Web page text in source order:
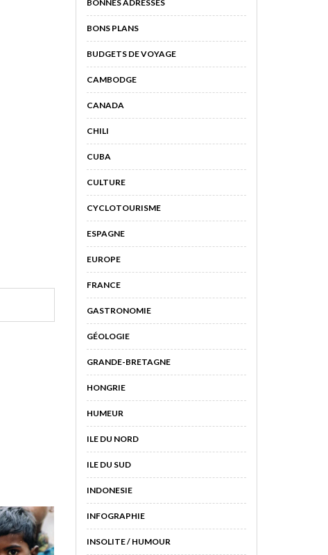
BONNES ADRESSES
BONS PLANS
BUDGETS DE VOYAGE
CAMBODGE
CANADA
CHILI
CUBA
CULTURE
CYCLOTOURISME
ESPAGNE
EUROPE
FRANCE
GASTRONOMIE
GÉOLOGIE
GRANDE-BRETAGNE
HONGRIE
HUMEUR
ILE DU NORD
ILE DU SUD
INDONESIE
INFOGRAPHIE
INSOLITE / HUMOUR